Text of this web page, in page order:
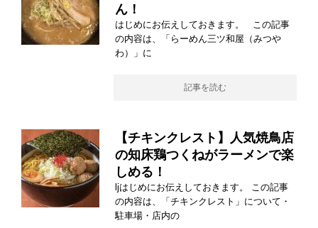
ん！
はじめにお伝えしておきます。 この記事
の内容は、「らーめん三ツ和屋（みつや
わ）」に
記事を読む
【チキンクレスト】人気焼鳥店
の知床鶏つくねがラーメンで楽
しめる！
ljはじめにお伝えしておきます。 この記事
の内容は、「チキンクレスト」について・
駐車場・店内の